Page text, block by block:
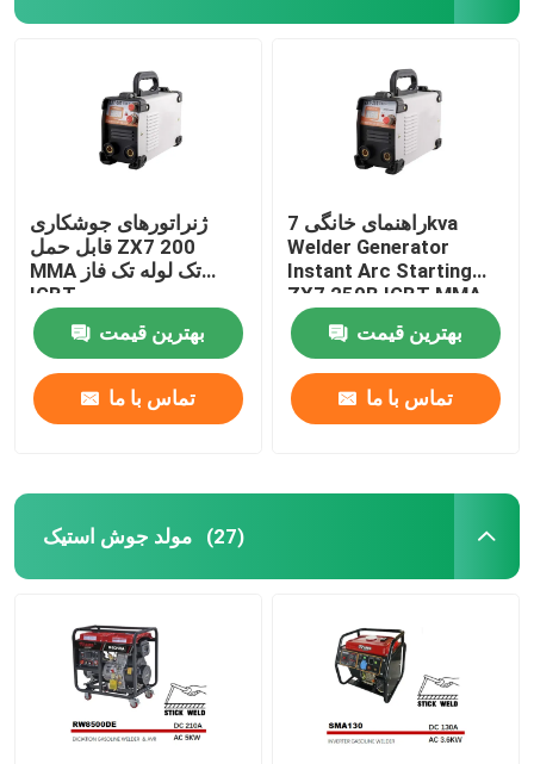
ژنراتورهای جوشکاری
قابل حمل ZX7 200
MMA تک لوله تک فاز
IGBT
بهترین قیمت
تماس با ما
راهنمای خانگی 7kva
Welder Generator
Instant Arc Starting
ZX7 250B IGBT MMA
بهترین قیمت
تماس با ما
مولد جوش استیک (27)